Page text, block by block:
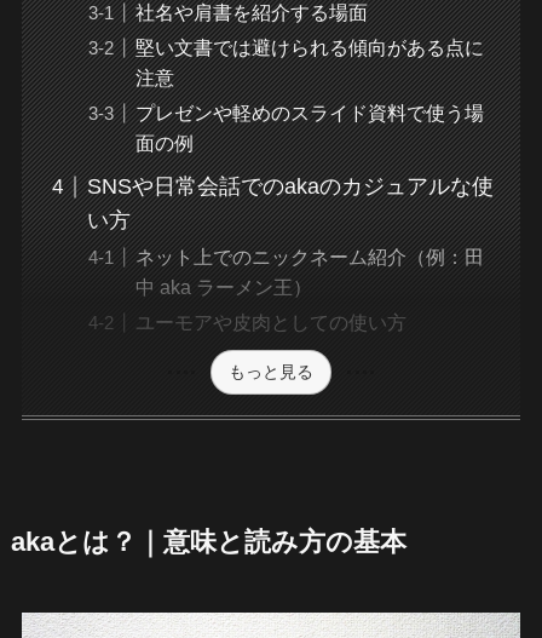
社名や肩書を紹介する場面
堅い文書では避けられる傾向がある点に
注意
プレゼンや軽めのスライド資料で使う場
面の例
SNSや日常会話でのakaのカジュアルな使
い方
ネット上でのニックネーム紹介（例：田
中 aka ラーメン王）
ユーモアや皮肉としての使い方
もっと見る
akaとは？｜意味と読み方の基本